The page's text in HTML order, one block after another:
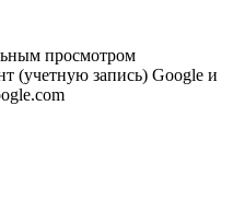
просмотром
(учетную запись) Google и